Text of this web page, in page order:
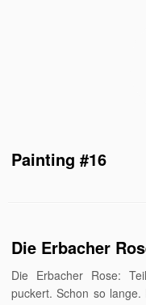
Painting #16
Die Erbacher
Die Erbacher Rose:
puckert. Schon so